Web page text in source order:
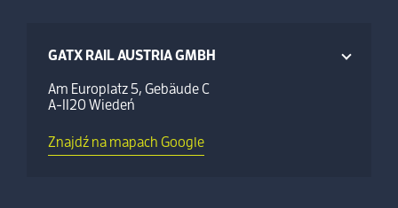
GATX RAIL AUSTRIA GMBH
Am Europlatz 5, Gebäude C
A-1120 Wiedeń
Znajdź na mapach Google